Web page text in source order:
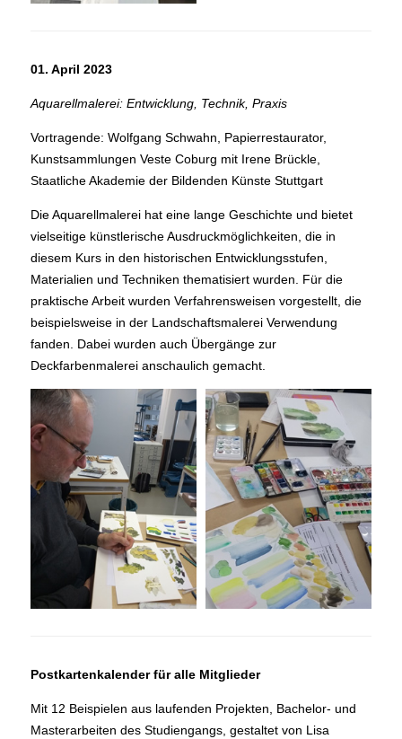
01. April 2023
Aquarellmalerei: Entwicklung, Technik, Praxis
Vortragende: Wolfgang Schwahn, Papierrestaurator,
Kunstsammlungen Veste Coburg mit Irene Brückle,
Staatliche Akademie der Bildenden Künste Stuttgart
Die Aquarellmalerei hat eine lange Geschichte und bietet
vielseitige künstlerische Ausdruckmöglichkeiten, die in
diesem Kurs in den historischen Entwicklungsstufen,
Materialien und Techniken thematisiert wurden. Für die
praktische Arbeit wurden Verfahrensweisen vorgestellt, die
beispielsweise in der Landschaftsmalerei Verwendung
fanden. Dabei wurden auch Übergänge zur
Deckfarbenmalerei anschaulich gemacht.
Postkartenkalender für alle Mitglieder
Mit 12 Beispielen aus laufenden Projekten, Bachelor- und
Masterarbeiten des Studiengangs, gestaltet von Lisa